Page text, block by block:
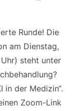
Runde! Die
am Dienstag,
steht unter
in der Medizin“.
Zoom-Link